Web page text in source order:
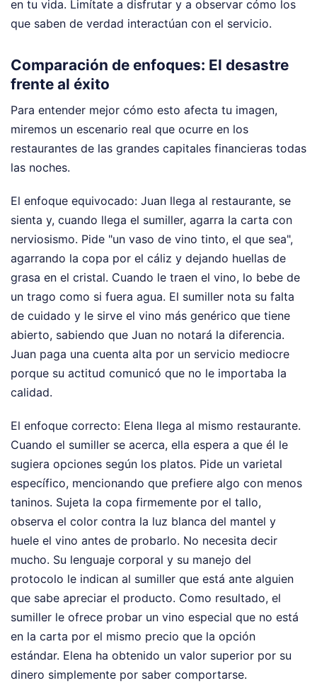
en tu vida. Limítate a disfrutar y a observar cómo los
que saben de verdad interactúan con el servicio.
Comparación de enfoques: El desastre
frente al éxito
Para entender mejor cómo esto afecta tu imagen,
miremos un escenario real que ocurre en los
restaurantes de las grandes capitales financieras todas
las noches.
El enfoque equivocado: Juan llega al restaurante, se
sienta y, cuando llega el sumiller, agarra la carta con
nerviosismo. Pide "un vaso de vino tinto, el que sea",
agarrando la copa por el cáliz y dejando huellas de
grasa en el cristal. Cuando le traen el vino, lo bebe de
un trago como si fuera agua. El sumiller nota su falta
de cuidado y le sirve el vino más genérico que tiene
abierto, sabiendo que Juan no notará la diferencia.
Juan paga una cuenta alta por un servicio mediocre
porque su actitud comunicó que no le importaba la
calidad.
El enfoque correcto: Elena llega al mismo restaurante.
Cuando el sumiller se acerca, ella espera a que él le
sugiera opciones según los platos. Pide un varietal
específico, mencionando que prefiere algo con menos
taninos. Sujeta la copa firmemente por el tallo,
observa el color contra la luz blanca del mantel y
huele el vino antes de probarlo. No necesita decir
mucho. Su lenguaje corporal y su manejo del
protocolo le indican al sumiller que está ante alguien
que sabe apreciar el producto. Como resultado, el
sumiller le ofrece probar un vino especial que no está
en la carta por el mismo precio que la opción
estándar. Elena ha obtenido un valor superior por su
dinero simplemente por saber comportarse.